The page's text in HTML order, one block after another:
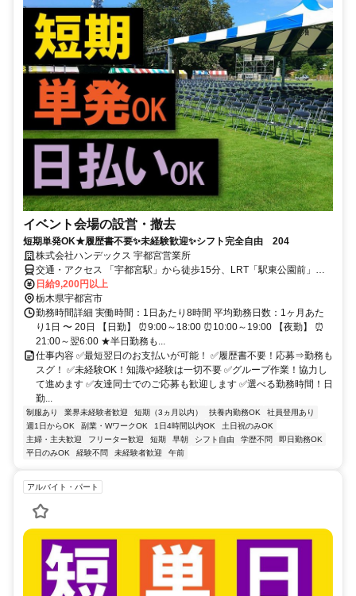
イベント会場の設営・撤去
短期単発OK★履歴書不要✨未経験歓迎✨シフト完全自由 204
株式会社ハンデックス 宇都宮営業所
交通・アクセス 「宇都宮駅」から徒歩15分、LRT「駅東公園前」か
ら徒歩5分
日給9,200円以上
栃木県宇都宮市
勤務時間詳細 実働時間：1日あたり8時間 平均勤務日数：1ヶ月あた
り1日 〜 20日 【日勤】 ⏰9:00～18:00 ⏰10:00～19:00 【夜勤】 ⏰
21:00～翌6:00 ★半日勤務も...
仕事内容 ✅最短翌日のお支払いが可能！ ✅履歴書不要！応募⇒勤務も
スグ！ ✅未経験OK！知識や経験は一切不要 ✅グループ作業！協力し
て進めます ✅友達同士でのご応募も歓迎します ✅選べる勤務時間！日
勤...
制服あり 業界未経験者歓迎 短期（3ヵ月以内） 扶養内勤務OK
社員登用あり
週1日からOK
副業・WワークOK 1日4時間以内OK
土日祝のみOK
主婦・主夫歓迎
フリーター歓迎 短期 早朝 シフト自由 学歴不問
即日勤務OK
平日のみOK
経験不問 未経験者歓迎 午前
アルバイト・パート